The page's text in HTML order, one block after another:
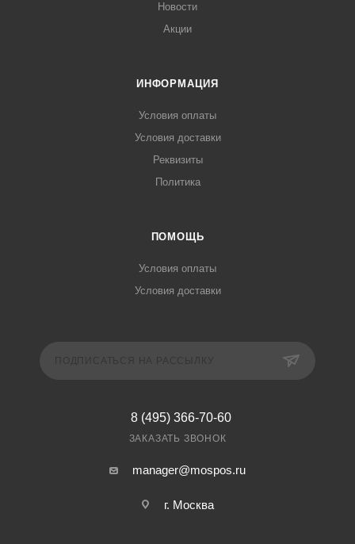
Новости
Акции
ИНФОРМАЦИЯ
Условия оплаты
Условия доставки
Реквизиты
Политика
ПОМОЩЬ
Условия оплаты
Условия доставки
8 (495) 366-70-60
ЗАКАЗАТЬ ЗВОНОК
manager@mospos.ru
г. Москва